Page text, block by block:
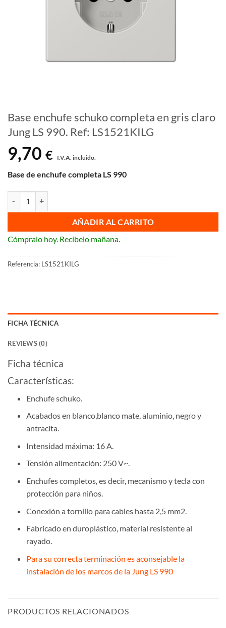
Base enchufe schuko completa en gris claro
Jung LS 990. Ref: LS1521KILG
9,70 € I.V.A. incluido.
Base de enchufe completa LS 990
AÑADIR AL CARRITO
Cómpralo hoy. Recíbelo mañana.
Referencia: LS1521KILG
FICHA TÉCNICA
REVIEWS (0)
Ficha técnica
Características:
Enchufe schuko.
Acabados en blanco,blanco mate, aluminio, negro y
antracita.
Intensidad máxima: 16 A.
Tensión alimentación: 250 V~.
Enchufes completos, es decir, mecanismo y tecla con
protección para niños.
Conexión a tornillo para cables hasta 2,5 mm2.
Fabricado en duroplástico, material resistente al
rayado.
Para su correcta terminación es aconsejable la
instalación de los marcos de la Jung LS 990
PRODUCTOS RELACIONADOS